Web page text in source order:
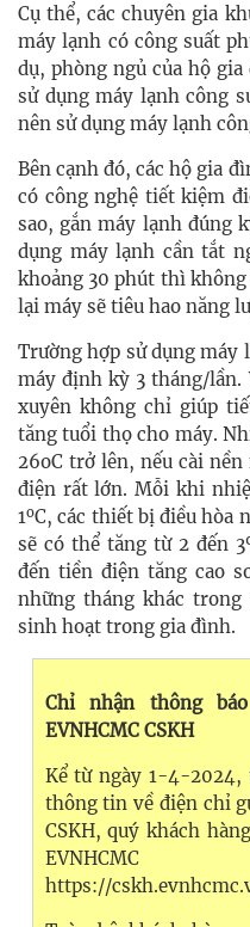
Cụ thể, các chuyên gia
máy lạnh có công suất
dụ, phòng ngủ của hộ
sử dụng máy lạnh công
nên sử dụng máy lạnh
Bên cạnh đó, các hộ gia
có công nghệ tiết kiệm
sao, gắn máy lạnh đúng
dụng máy lạnh cần tắt
khoảng 30 phút thì
lại máy sẽ tiêu hao năng
Trường hợp sử dụng máy
máy định kỳ 3 tháng/lần.
xuyên không chỉ giúp
tăng tuổi thọ cho máy.
26oC trở lên, nếu cài
điện rất lớn. Mỗi khi
1oC, các thiết bị điều hòa
sẽ có thể tăng từ 2 đến
đến tiền điện tăng cao
những tháng khác
sinh hoạt trong gia đình.
Chỉ nhận thông
EVNHCMC CSKH
Kể từ ngày 1-4-2024,
thông tin về điện chỉ
CSKH, quý khách
https://